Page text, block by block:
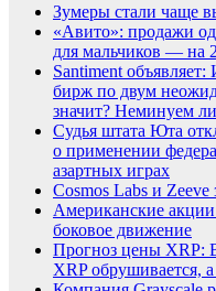
Зумеры стали чаще
«Авито»: продажи
для мальчиков — на
Santiment
бирж по двум
значит? Неминуем
Судья штата Юта
о применении
азартных играх
Cosmos Labs и
Американские акции
боковое движение
Прогноз цены XRP:
XRP обрушивается,